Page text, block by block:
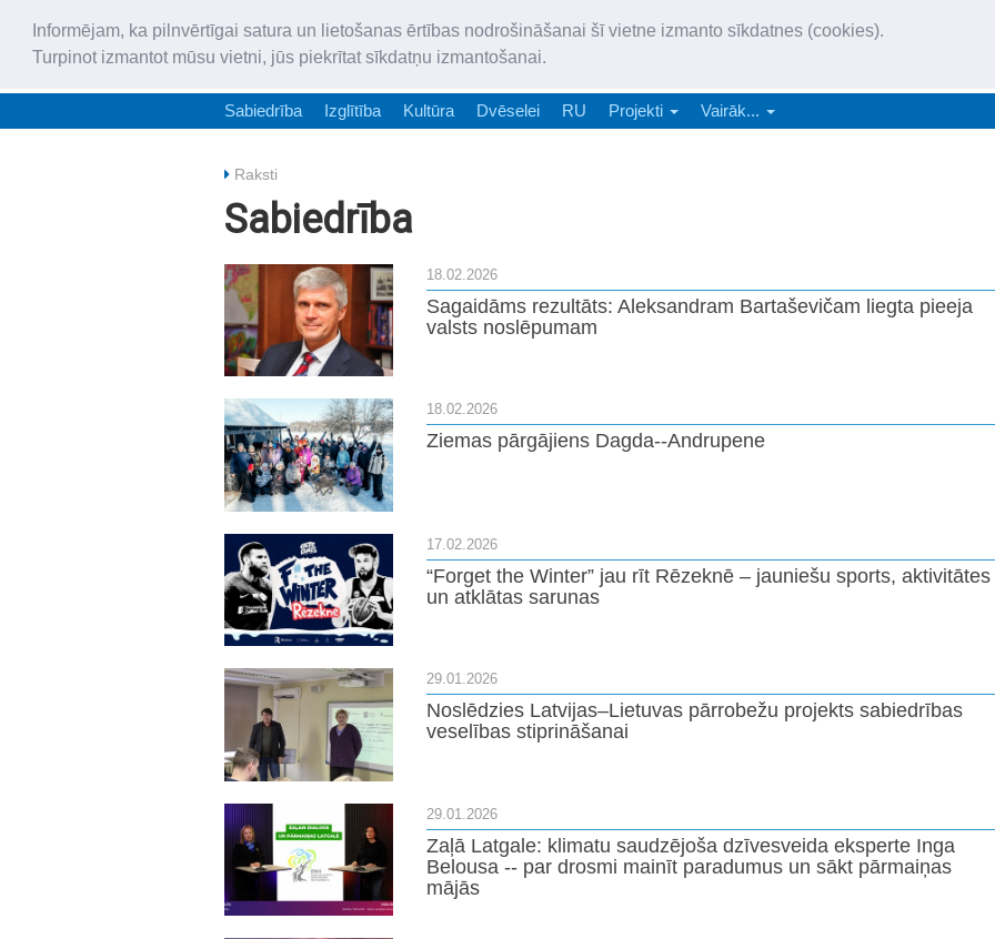
Informējam, ka pilnvērtīgai satura un lietošanas ērtības nodrošināšanai šī vietne izmanto sīkdatnes (cookies).
Turpinot izmantot mūsu vietni, jūs piekrītat sīkdatņu izmantošanai.
„Latgales Laiks” latviešu valodā aptver Daugavpils valstspilsētu,
Sabiedrība Izglītība Kultūra Dvēselei RU Projekti Vairāk...
Raksti
Sabiedrība
18.02.2026
Sagaidāms rezultāts: Aleksandram Bartaševičam liegta pieeja
valsts noslēpumam
18.02.2026
Ziemas pārgājiens Dagda--Andrupene
17.02.2026
“Forget the Winter” jau rīt Rēzeknē – jauniešu sports, aktivitātes
un atklātas sarunas
29.01.2026
Noslēdzies Latvijas–Lietuvas pārrobežu projekts sabiedrības
veselības stiprināšanai
29.01.2026
Zaļā Latgale: klimatu saudzējoša dzīvesveida eksperte Inga
Belousa -- par drosmi mainīt paradumus un sākt pārmaiņas
mājās